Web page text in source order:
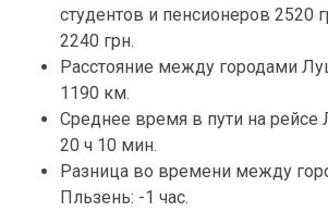
студентов и пенсионеров 2520
2240 грн.
Расстояние между городами
1190 км.
Среднее время в пути на
20 ч 10 мин.
Разница во времени между
Пльзень: -1 час.